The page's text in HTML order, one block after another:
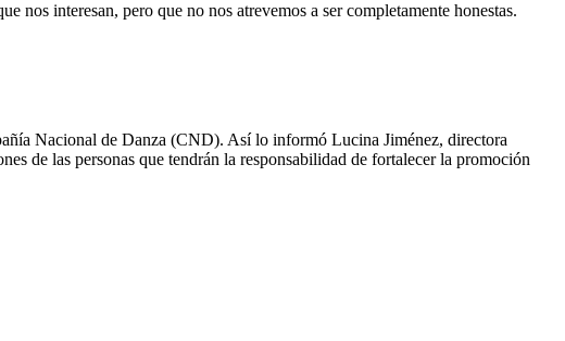
nos interesan, pero que no nos atrevemos a ser completamente honestas.
Nacional de Danza (CND). Así lo informó Lucina Jiménez, directora
de las personas que tendrán la responsabilidad de fortalecer la promoción